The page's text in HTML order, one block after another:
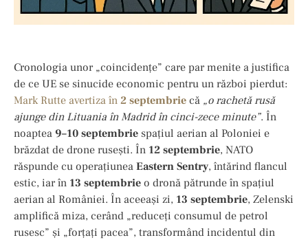
Cronologia unor „coincidenţe” care par menite a justifica
de ce UE se sinucide economic pentru un război pierdut:
Mark Rutte avertiza în 2 septembrie că „o rachetă rusă
ajunge din Lituania în Madrid în cinci-zece minute”. În
noaptea 9–10 septembrie spațiul aerian al Poloniei e
brăzdat de drone rusești. În 12 septembrie, NATO
răspunde cu operațiunea Eastern Sentry, întărind flancul
estic, iar în 13 septembrie o dronă pătrunde în spațiul
aerian al României. În aceeaşi zi, 13 septembrie, Zelenski
amplifică miza, cerând „reduceți consumul de petrol
rusesc” și „forțați pacea”, transformând incidentul din